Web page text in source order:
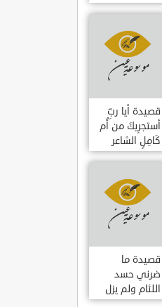
العوام بن عقبة
قصيدة أيا ربِّ
أستجرِيكَ من أُم
كَامِلٍ الشاعر
العوام بن عقبة
قصيدة ما
ضرني حسد
اللئام ولم يزل
الشاعر عمارة بن